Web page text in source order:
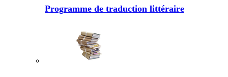
Programme de traduction littéraire